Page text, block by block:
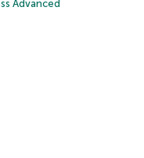
Advanced